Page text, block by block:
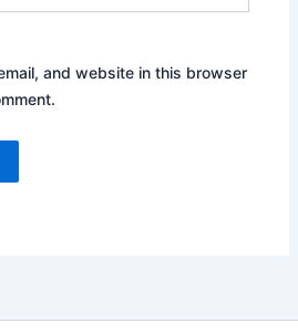
and website in this browser